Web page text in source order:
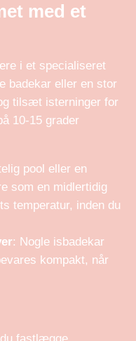
med et
i et specialiseret
badekar eller en stor
tilsæt isterninger for
10-15 grader
pool eller en
som en midlertidig
temperatur, inden du
: Nogle isbadekar
kompakt, når